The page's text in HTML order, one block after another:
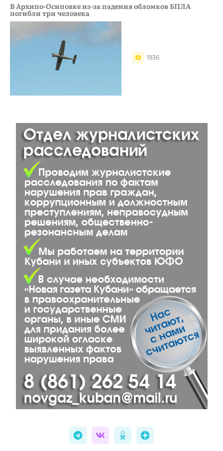
В Архипо-Осиповке из-за падения обломков БПЛА
погибли три человека
1936